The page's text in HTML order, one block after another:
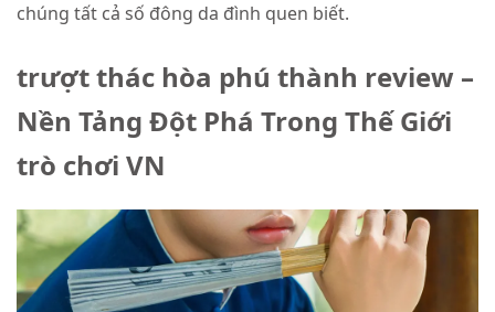
chúng tất cả số đông da đình quen biết.
trượt thác hòa phú thành review –
Nền Tảng Đột Phá Trong Thế Giới
trò chơi VN